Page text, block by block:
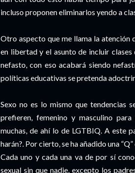
incluso proponen eliminarlos yendo a
Otro aspecto que me llama la atención
en libertad y el asunto de incluir clases
nefasto, con eso acabará siendo
políticas educativas se pretenda
Sexo no es lo mismo que tendencias
prefieren, femenino y masculino
muchas, de ahí lo de LGTBIQ. A este
harán?. Por cierto, se ha añadido una
Cada uno y cada una va de por sí
sexual sin que nadie, excepto los